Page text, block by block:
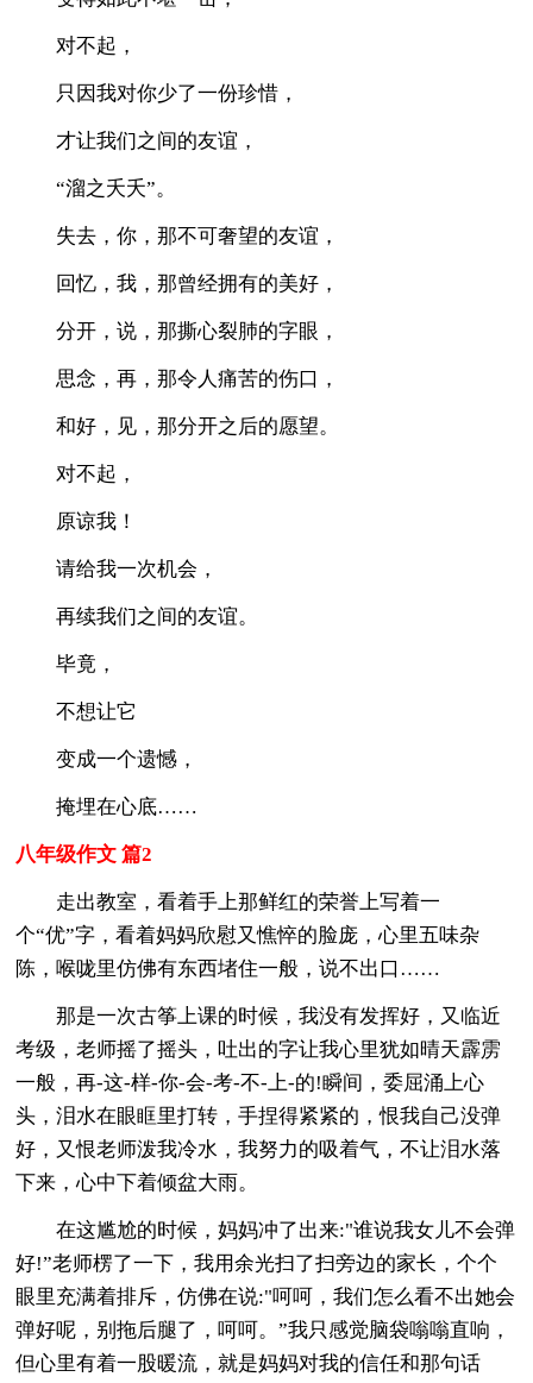
对不起，
只因我对你少了一份珍惜，
才让我们之间的友谊，
“溜之夭夭”。
失去，你，那不可奢望的友谊，
回忆，我，那曾经拥有的美好，
分开，说，那撕心裂肺的字眼，
思念，再，那令人痛苦的伤口，
和好，见，那分开之后的愿望。
对不起，
原谅我！
请给我一次机会，
再续我们之间的友谊。
毕竟，
不想让它
变成一个遗憾，
掩埋在心底……
八年级作文 篇2
走出教室，看着手上那鲜红的荣誉上写着一
个“优”字，看着妈妈欣慰又憔悴的脸庞，心里五味杂
陈，喉咙里仿佛有东西堵住一般，说不出口……
那是一次古筝上课的时候，我没有发挥好，又临近
考级，老师摇了摇头，吐出的字让我心里犹如晴天霹雳
一般，再-这-样-你-会-考-不-上-的!瞬间，委屈涌上心
头，泪水在眼眶里打转，手捏得紧紧的，恨我自己没弹
好，又恨老师泼我冷水，我努力的吸着气，不让泪水落
下来，心中下着倾盆大雨。
在这尴尬的时候，妈妈冲了出来:"谁说我女儿不会弹
好!”老师楞了一下，我用余光扫了扫旁边的家长，个个
眼里充满着排斥，仿佛在说:"呵呵，我们怎么看不出她会
弹好呢，别拖后腿了，呵呵。”我只感觉脑袋嗡嗡直响，
但心里有着一股暖流，就是妈妈对我的信任和那句话